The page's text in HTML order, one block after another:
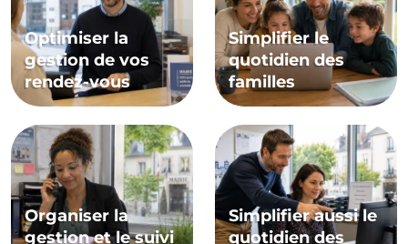
Optimiser la
gestion de vos
rendez-vous
Organiser la
gestion et le suivi
des demandes
Simplifier le
quotidien des
familles
Simplifier aussi le
quotidien des
agents